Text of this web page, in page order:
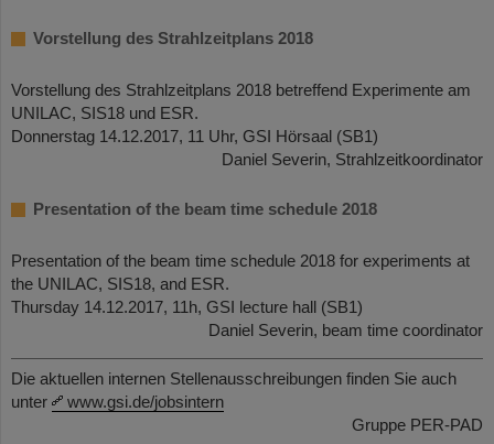
Vorstellung des Strahlzeitplans 2018
Vorstellung des Strahlzeitplans 2018 betreffend Experimente am
UNILAC, SIS18 und ESR.
Donnerstag 14.12.2017, 11 Uhr, GSI Hörsaal (SB1)
Daniel Severin, Strahlzeitkoordinator
Presentation of the beam time schedule 2018
Presentation of the beam time schedule 2018 for experiments at
the UNILAC, SIS18, and ESR.
Thursday 14.12.2017, 11h, GSI lecture hall (SB1)
Daniel Severin, beam time coordinator
Die aktuellen internen Stellenausschreibungen finden Sie auch
unter
www.gsi.de/jobsintern
Gruppe PER-PAD